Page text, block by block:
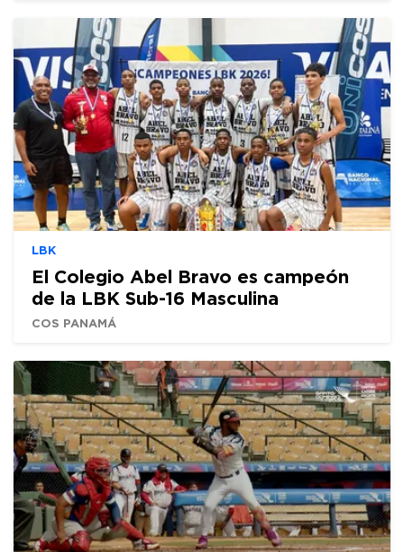
LBK
El Colegio Abel Bravo es campeón
de la LBK Sub-16 Masculina
COS PANAMÁ